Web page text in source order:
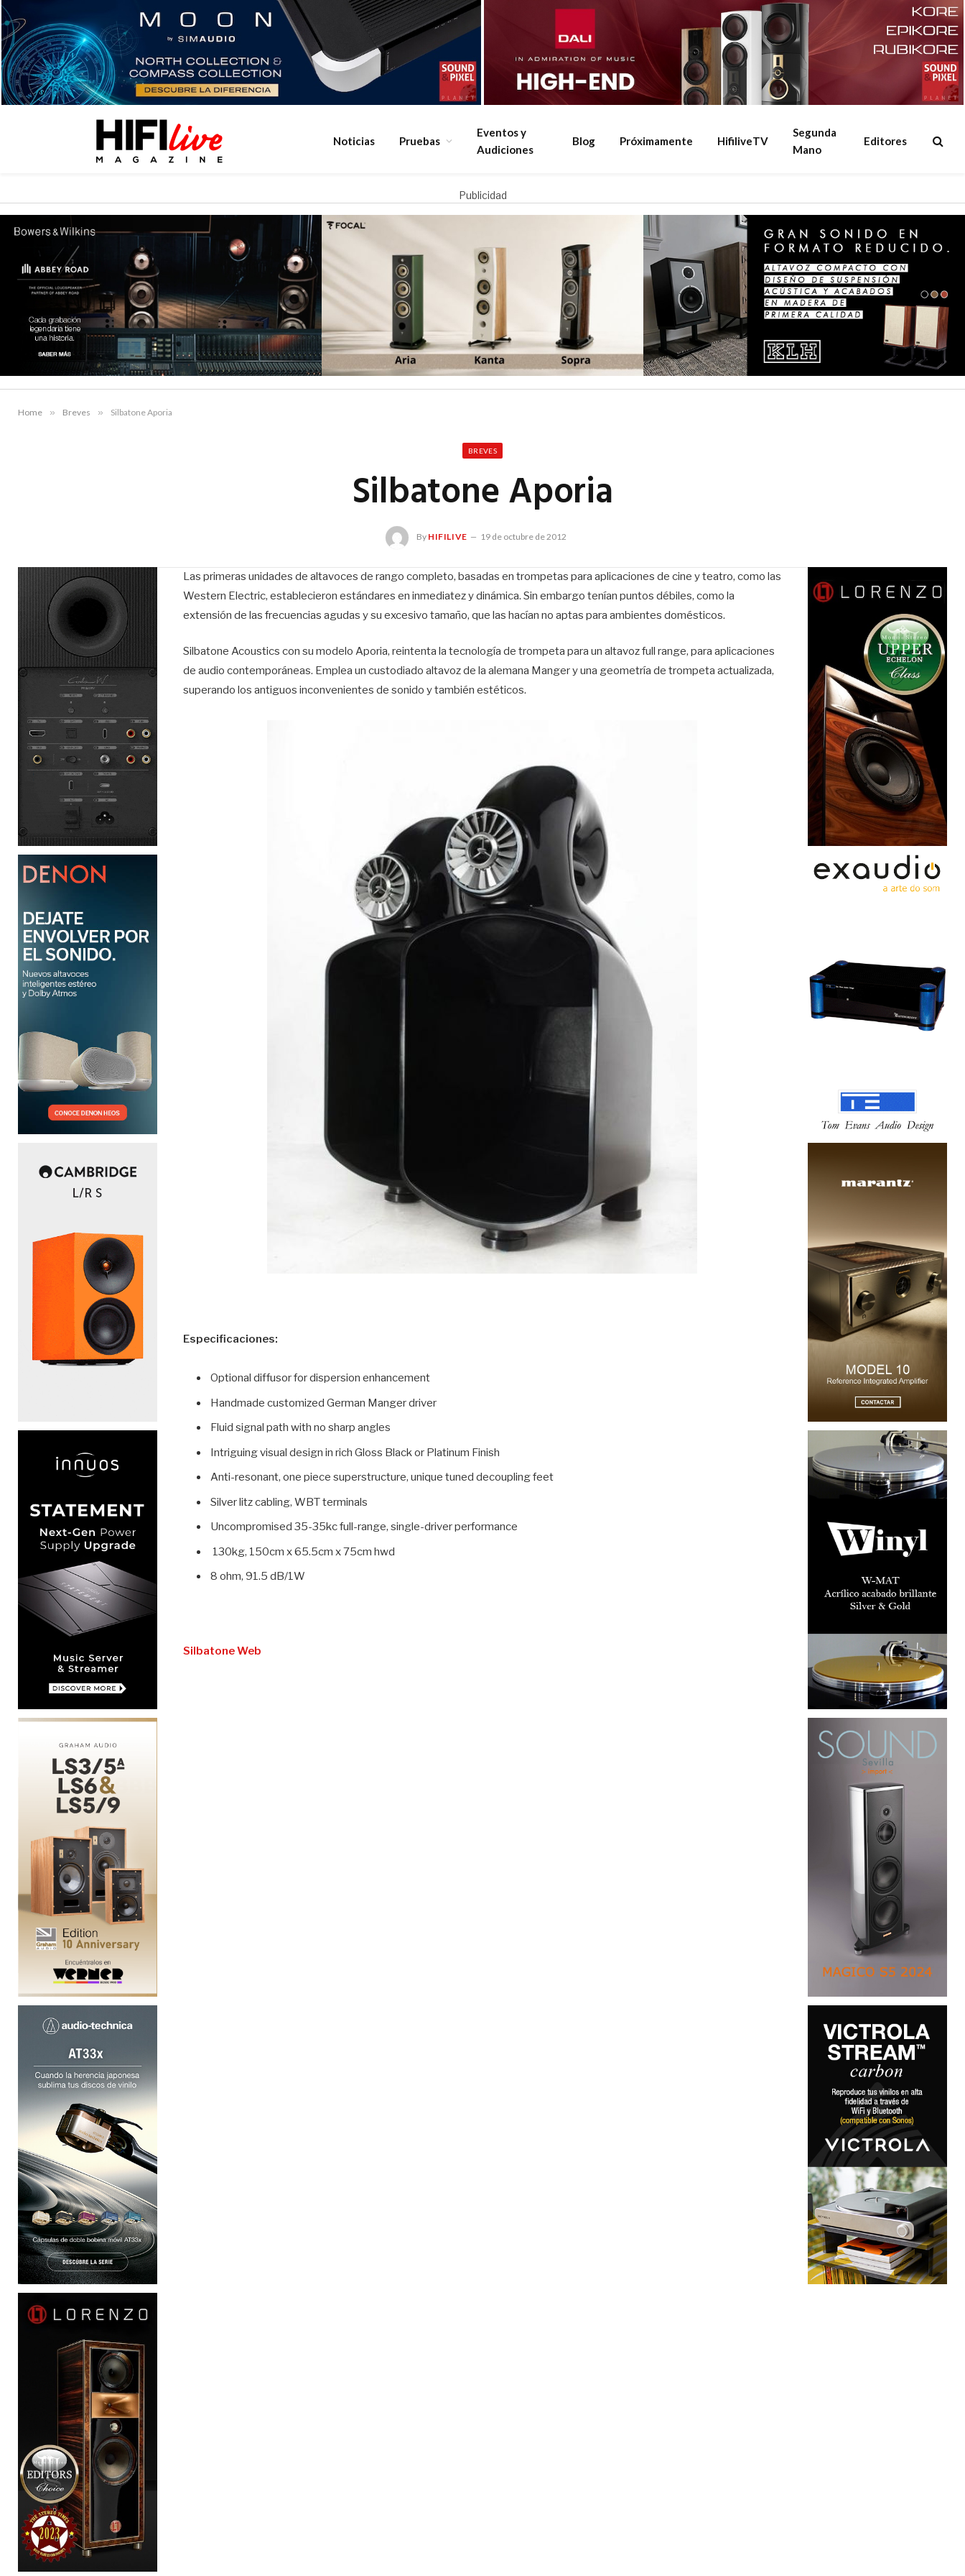
Noticias Pruebas
Eventos y
Audiciones
Blog Próximamente HifiliveTV
Segunda
Mano
Editores
Publicidad
Home » Breves » Silbatone Aporia
BREVES
Silbatone Aporia
By HIFILIVE 19 de octubre de 2012
Las primeras unidades de altavoces de rango completo, basadas en trompetas para aplicaciones de cine y teatro, como las
Western Electric, establecieron estándares en inmediatez y dinámica. Sin embargo tenían puntos débiles, como la
extensión de las frecuencias agudas y su excesivo tamaño, que las hacían no aptas para ambientes domésticos.
Silbatone Acoustics con su modelo Aporia, reintenta la tecnología de trompeta para un altavoz full range, para aplicaciones
de audio contemporáneas. Emplea un custodiado altavoz de la alemana Manger y una geometría de trompeta actualizada,
superando los antiguos inconvenientes de sonido y también estéticos.
Especificaciones:
Optional diffusor for dispersion enhancement
Handmade customized German Manger driver
Fluid signal path with no sharp angles
Intriguing visual design in rich Gloss Black or Platinum Finish
Anti-resonant, one piece superstructure, unique tuned decoupling feet
Silver litz cabling, WBT terminals
Uncompromised 35-35kc full-range, single-driver performance
130kg, 150cm x 65.5cm x 75cm hwd
8 ohm, 91.5 dB/1W
Silbatone Web